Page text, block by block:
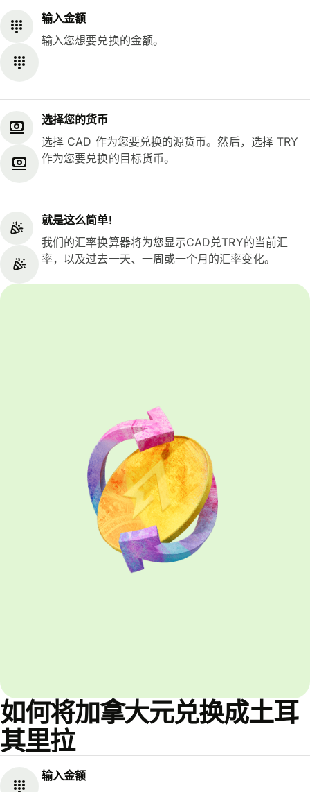
输入金额
输入您想要兑换的金额。
选择您的货币
选择 CAD 作为您要兑换的源货币。然后，选择 TRY
作为您要兑换的目标货币。
就是这么简单!
我们的汇率换算器将为您显示CAD兑TRY的当前汇
率，以及过去一天、一周或一个月的汇率变化。
如何将加拿大元兑换成土耳
其里拉
输入金额